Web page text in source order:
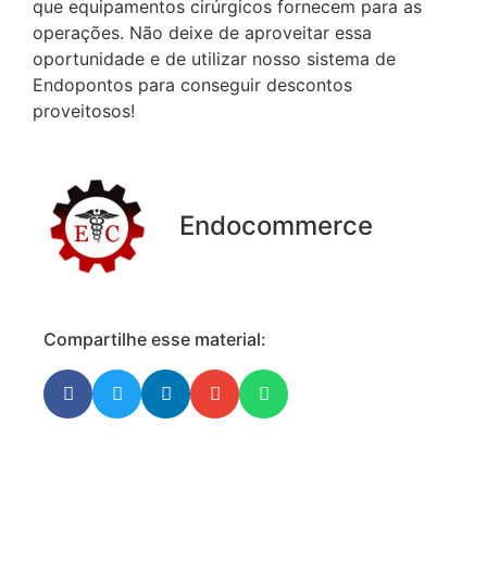
que equipamentos cirúrgicos fornecem para as
operações. Não deixe de aproveitar essa
oportunidade e de utilizar nosso sistema de
Endopontos para conseguir descontos
proveitosos!
Endocommerce
Compartilhe esse material: